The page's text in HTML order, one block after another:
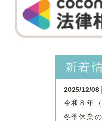
新着
2025/12/08
令和８年
冬季休業